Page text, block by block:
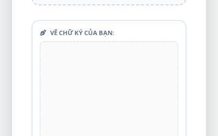
VẼ CHỮ KÝ CỦA BẠN: